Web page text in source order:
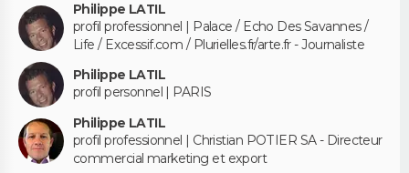
Philippe LATIL
profil professionnel | Palace / Echo Des Savannes /
Life / Excessif.com / Plurielles.fr/arte.fr - Journaliste
Philippe LATIL
profil personnel | PARIS
Philippe LATIL
profil professionnel | Christian POTIER SA - Directeur
commercial marketing et export